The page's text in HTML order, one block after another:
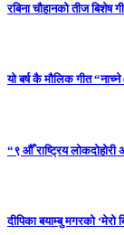
रबिना चौहानको तीज बिशेष
यो बर्ष कै मौलिक गीत
“९ औँ राष्ट्रिय लोकदोहोरी
दीपिका बयाम्बु मगरको ‘मेरो